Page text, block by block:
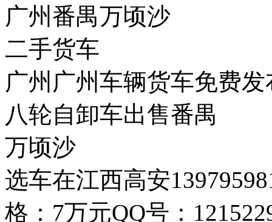
广州番禺万顷沙
二手货车
广州广州车辆货车免费
八轮自卸车出售番禺
万顷沙
选车在江西高安
格：7万元QQ号：